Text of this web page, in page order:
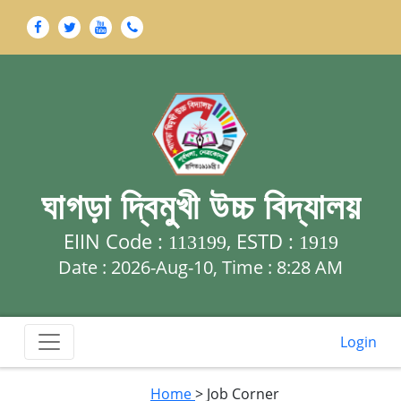
ঘাগড়া দ্বিমুখী উচ্চ বিদ্যালয়
EIIN Code : 113199, ESTD : 1919
Date : 2026-Aug-10, Time : 8:28 AM
Login
Home> Job Corner